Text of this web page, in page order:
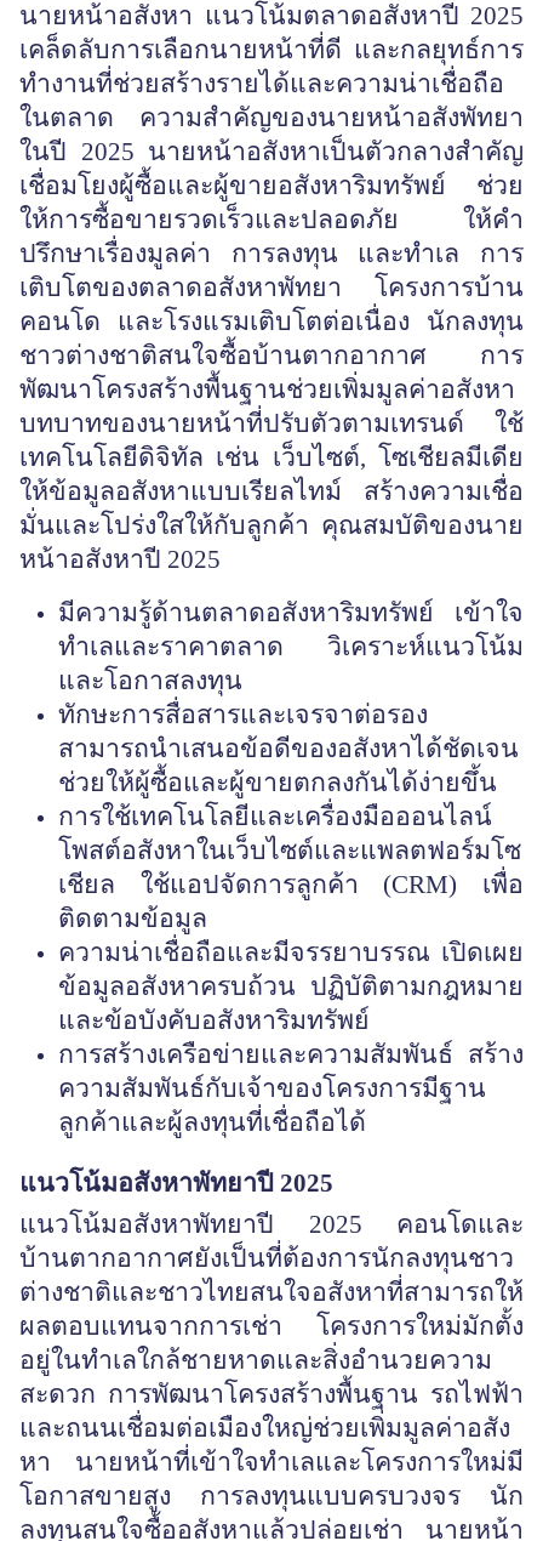
นายหน้าอสังหา แนวโน้มตลาดอสังหาปี 2025
เคล็ดลับการเลือกนายหน้าที่ดี และกลยุทธ์การ
ทำงานที่ช่วยสร้างรายได้และความน่าเชื่อถือ
ในตลาด ความสำคัญของนายหน้าอสังพัทยา
ในปี 2025 นายหน้าอสังหาเป็นตัวกลางสำคัญ
เชื่อมโยงผู้ซื้อและผู้ขายอสังหาริมทรัพย์ ช่วย
ให้การซื้อขายรวดเร็วและปลอดภัย ให้คำ
ปรึกษาเรื่องมูลค่า การลงทุน และทำเล การ
เติบโตของตลาดอสังหาพัทยา โครงการบ้าน
คอนโด และโรงแรมเติบโตต่อเนื่อง นักลงทุน
ชาวต่างชาติสนใจซื้อบ้านตากอากาศ การ
พัฒนาโครงสร้างพื้นฐานช่วยเพิ่มมูลค่าอสังหา
บทบาทของนายหน้าที่ปรับตัวตามเทรนด์ ใช้
เทคโนโลยีดิจิทัล เช่น เว็บไซต์, โซเชียลมีเดีย
ให้ข้อมูลอสังหาแบบเรียลไทม์ สร้างความเชื่อ
มั่นและโปร่งใสให้กับลูกค้า คุณสมบัติของนาย
หน้าอสังหาปี 2025
มีความรู้ด้านตลาดอสังหาริมทรัพย์ เข้าใจ
ทำเลและราคาตลาด วิเคราะห์แนวโน้ม
และโอกาสลงทุน
ทักษะการสื่อสารและเจรจาต่อรอง
สามารถนำเสนอข้อดีของอสังหาได้ชัดเจน
ช่วยให้ผู้ซื้อและผู้ขายตกลงกันได้ง่ายขึ้น
การใช้เทคโนโลยีและเครื่องมือออนไลน์
โพสต์อสังหาในเว็บไซต์และแพลตฟอร์มโซ
เชียล ใช้แอปจัดการลูกค้า (CRM) เพื่อ
ติดตามข้อมูล
ความน่าเชื่อถือและมีจรรยาบรรณ เปิดเผย
ข้อมูลอสังหาครบถ้วน ปฏิบัติตามกฎหมาย
และข้อบังคับอสังหาริมทรัพย์
การสร้างเครือข่ายและความสัมพันธ์ สร้าง
ความสัมพันธ์กับเจ้าของโครงการมีฐาน
ลูกค้าและผู้ลงทุนที่เชื่อถือได้
แนวโน้มอสังหาพัทยาปี 2025
แนวโน้มอสังหาพัทยาปี 2025 คอนโดและ
บ้านตากอากาศยังเป็นที่ต้องการนักลงทุนชาว
ต่างชาติและชาวไทยสนใจอสังหาที่สามารถให้
ผลตอบแทนจากการเช่า โครงการใหม่มักตั้ง
อยู่ในทำเลใกล้ชายหาดและสิ่งอำนวยความ
สะดวก การพัฒนาโครงสร้างพื้นฐาน รถไฟฟ้า
และถนนเชื่อมต่อเมืองใหญ่ช่วยเพิ่มมูลค่าอสัง
หา นายหน้าที่เข้าใจทำเลและโครงการใหม่มี
โอกาสขายสูง การลงทุนแบบครบวงจร นัก
ลงทุนสนใจซื้ออสังหาแล้วปล่อยเช่า นายหน้า